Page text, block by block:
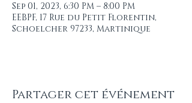
Sep 01, 2023, 6:30 PM – 8:00 PM
EEBPF, 17 Rue du Petit Florentin,
Schoelcher 97233, Martinique
Partager cet événement